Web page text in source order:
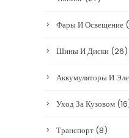
Фары И Освещение
Шины И Диски (26)
Аккумуляторы И
Уход За Кузовом
Транспорт (8)